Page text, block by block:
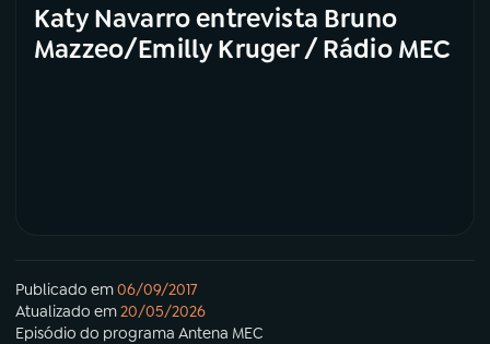
Katy Navarro entrevista Bruno
Mazzeo/Emilly Kruger / Rádio MEC
Publicado em06/09/2017
Atualizado em20/05/2026
Episódio do programa Antena MEC